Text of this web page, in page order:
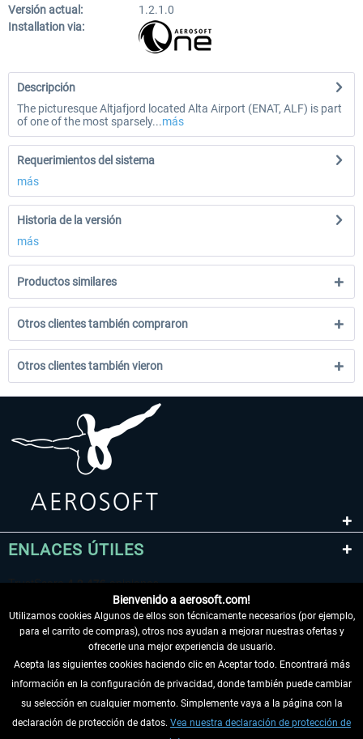
Versión actual:
1.2.1.0
Installation via:
Descripción
The picturesque Altjafjord located Alta Airport (ENAT, ALF) is part
of one of the most sparsely...más
Requerimientos del sistema
más
Historia de la versión
más
Productos similares
Otros clientes también compraron
Otros clientes también vieron
ENLACES ÚTILES
DESISTIR DEL CONTRATO
INFORMACIÓN
Bienvenido a aerosoft.com!
Utilizamos cookies Algunos de ellos son técnicamente necesarios (por ejemplo,
para el carrito de compras), otros nos ayudan a mejorar nuestras ofertas y
ofrecerle una mejor experiencia de usuario.
Acepta las siguientes cookies haciendo clic en Aceptar todo. Encontrará más
información en la configuración de privacidad, donde también puede cambiar
su selección en cualquier momento. Simplemente vaya a la página con la
declaración de protección de datos. Vea nuestra declaración de protección de